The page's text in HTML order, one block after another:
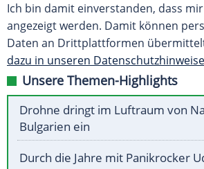
Ich bin damit einverstanden, dass
angezeigt werden. Damit können
Daten an Drittplattformen
dazu in unseren
Unsere Themen-Highlights
Drohne dringt im Luftraum von
Bulgarien ein
Durch die Jahre mit Panikrocker